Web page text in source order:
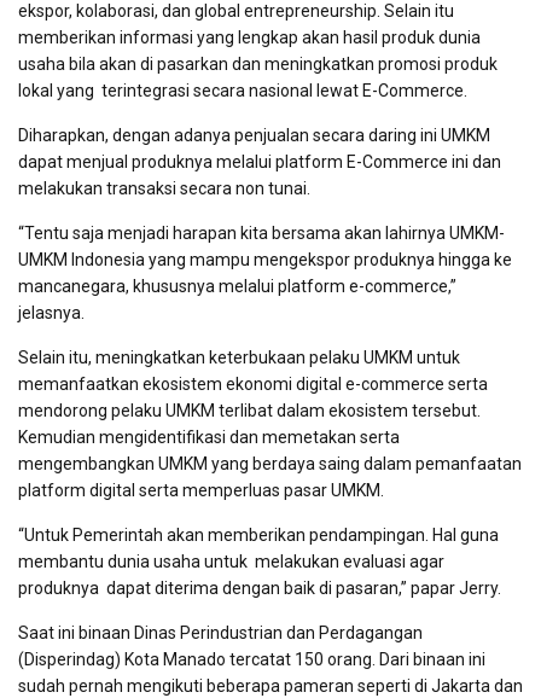
ekspor, kolaborasi, dan global entrepreneurship. Selain itu
memberikan informasi yang lengkap akan hasil produk dunia
usaha bila akan di pasarkan dan meningkatkan promosi produk
lokal yang terintegrasi secara nasional lewat E-Commerce.
Diharapkan, dengan adanya penjualan secara daring ini UMKM
dapat menjual produknya melalui platform E-Commerce ini dan
melakukan transaksi secara non tunai.
“Tentu saja menjadi harapan kita bersama akan lahirnya UMKM-
UMKM Indonesia yang mampu mengekspor produknya hingga ke
mancanegara, khususnya melalui platform e-commerce,”
jelasnya.
Selain itu, meningkatkan keterbukaan pelaku UMKM untuk
memanfaatkan ekosistem ekonomi digital e-commerce serta
mendorong pelaku UMKM terlibat dalam ekosistem tersebut.
Kemudian mengidentifikasi dan memetakan serta
mengembangkan UMKM yang berdaya saing dalam pemanfaatan
platform digital serta memperluas pasar UMKM.
“Untuk Pemerintah akan memberikan pendampingan. Hal guna
membantu dunia usaha untuk melakukan evaluasi agar
produknya dapat diterima dengan baik di pasaran,” papar Jerry.
Saat ini binaan Dinas Perindustrian dan Perdagangan
(Disperindag) Kota Manado tercatat 150 orang. Dari binaan ini
sudah pernah mengikuti beberapa pameran seperti di Jakarta dan